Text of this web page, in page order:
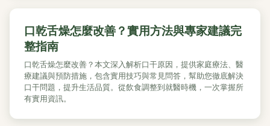
口乾舌燥怎麼改善？實用方法與專家建議完
整指南
口乾舌燥怎麼改善？本文深入解析口干原因，提供家庭療法、醫
療建議與預防措施，包含實用技巧與常見問答，幫助您徹底解決
口干問題，提升生活品質。從飲食調整到就醫時機，一次掌握所
有實用資訊。